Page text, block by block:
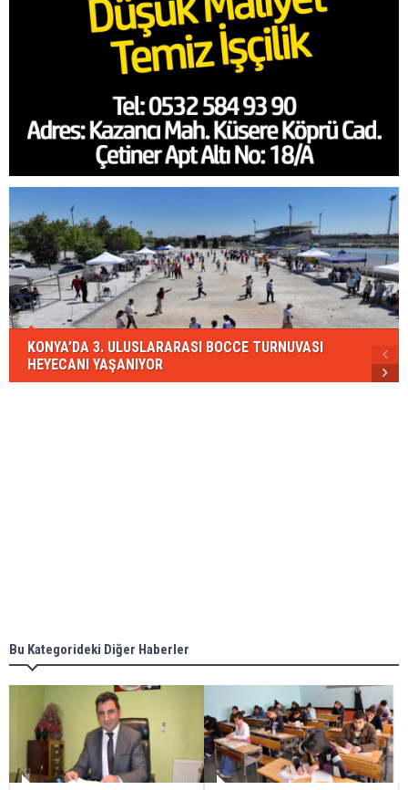
KONYA’DA 3. ULUSLARARASI BOCCE TURNUVASI
HEYECANI YAŞANIYOR
Bu Kategorideki Diğer Haberler